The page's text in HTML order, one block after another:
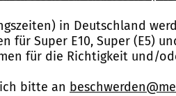
in Deutschland
für Super E10, Super (E5)
für die Richtigkeit und/
bitte an